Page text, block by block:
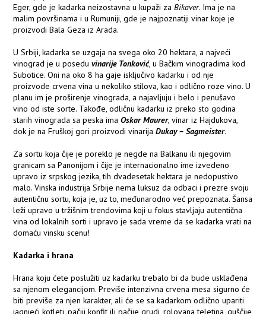
Eger, gde je kadarka neizostavna u kupaži zaBikaver. Ima je na
malim površinama i u Rumuniji, gde je najpoznatiji vinar koje je
proizvodi Bala Geza iz Arada.
U Srbiji, kadarka se uzgaja na svega oko 20 hektara, a najveći
vinograd je u poseduvinarije Tonković, u Bačkim vinogradima kod
Subotice. Oni na oko 8 ha gaje isključivo kadarku i od nje
proizvode crvena vina u nekoliko stilova, kao i odlično roze vino. U
planu im je proširenje vinograda, a najavljuju i belo i penušavo
vino od iste sorte. Takođe, odličnu kadarku iz preko sto godina
starih vinograda sa peska imaOskar Maurer, vinar iz Hajdukova,
dok je na Fruškoj gori proizvodi vinarijaDukay – Sagmeister.
Za sortu koja čije je poreklo je negde na Balkanu ili njegovim
granicam sa Panonijom i čije je internacionalno ime izvedeno
upravo iz srpskog jezika, tih dvadesetak hektara je nedopustivo
malo. Vinska industrija Srbije nema luksuz da odbaci i prezre svoju
autentičnu sortu, koja je, uz to, međunarodno već prepoznata. Šansa
leži upravo u tržišnim trendovima koji u fokus stavljaju autentična
vina od lokalnih sorti i upravo je sada vreme da se kadarka vrati na
domaću vinsku scenu!
Kadarka i hrana
Hrana koju ćete poslužiti uz kadarku trebalo bi da bude usklađena
sa njenom elegancijom. Previše intenzivna crvena mesa sigurno će
biti previše za njen karakter, ali će se sa kadarkom odlično upariti
jagnjeći kotleti, pačiji konfit ili pačije grudi, rolovana teletina, guščije